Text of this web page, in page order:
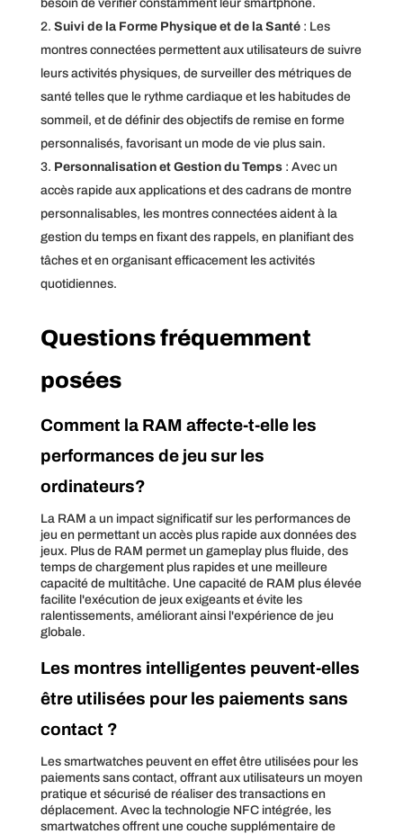
besoin de vérifier constamment leur smartphone.
Suivi de la Forme Physique et de la Santé: Les
montres connectées permettent aux utilisateurs de suivre
leurs activités physiques, de surveiller des métriques de
santé telles que le rythme cardiaque et les habitudes de
sommeil, et de définir des objectifs de remise en forme
personnalisés, favorisant un mode de vie plus sain.
Personnalisation et Gestion du Temps: Avec un
accès rapide aux applications et des cadrans de montre
personnalisables, les montres connectées aident à la
gestion du temps en fixant des rappels, en planifiant des
tâches et en organisant efficacement les activités
quotidiennes.
Questions fréquemment
posées
Comment la RAM affecte-t-elle les
performances de jeu sur les
ordinateurs?
La RAM a un impact significatif sur les performances de
jeu en permettant un accès plus rapide aux données des
jeux. Plus de RAM permet un gameplay plus fluide, des
temps de chargement plus rapides et une meilleure
capacité de multitâche. Une capacité de RAM plus élevée
facilite l'exécution de jeux exigeants et évite les
ralentissements, améliorant ainsi l'expérience de jeu
globale.
Les montres intelligentes peuvent-elles
être utilisées pour les paiements sans
contact ?
Les smartwatches peuvent en effet être utilisées pour les
paiements sans contact, offrant aux utilisateurs un moyen
pratique et sécurisé de réaliser des transactions en
déplacement. Avec la technologie NFC intégrée, les
smartwatches offrent une couche supplémentaire de